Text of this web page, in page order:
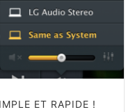
ET RAPIDE !